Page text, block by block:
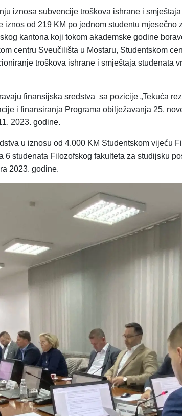
iznosa subvencije troškova ishrane i
iznos od 219 KM po jednom studentu
kantona koji tokom akademske godine
centru Sveučilišta u Mostaru, Studentskom
troškova ishrane i smještaja studenata
finansijska sredstva sa pozicije „Tekuća
i finansiranja Programa obilježavanja 25.
2023. godine.
u iznosu od 4.000 KM Studentskom vijeću
6 studenata Filozofskog fakulteta za studijsku
2023. godine.